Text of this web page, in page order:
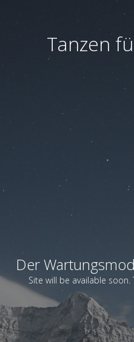
Tanzen
Der
Site will be available